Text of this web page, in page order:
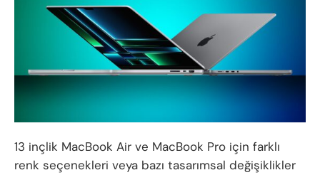
13 inçlik MacBook Air ve MacBook Pro için farklı
renk seçenekleri veya bazı tasarımsal değişiklikler